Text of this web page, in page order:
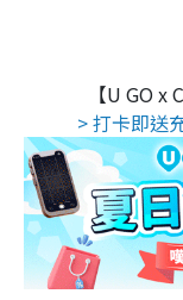
【U GO x
> 打卡即送